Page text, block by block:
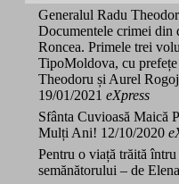
Generalul Radu
Documentele crimei din
Roncea. Primele trei
TipoMoldova, cu
Theodoru și Aurel
19/01/2021 eXpress
Sfânta Cuvioasă Maică
Mulți Ani! 12/10/2020
Pentru o viață trăită
semănătorului – de